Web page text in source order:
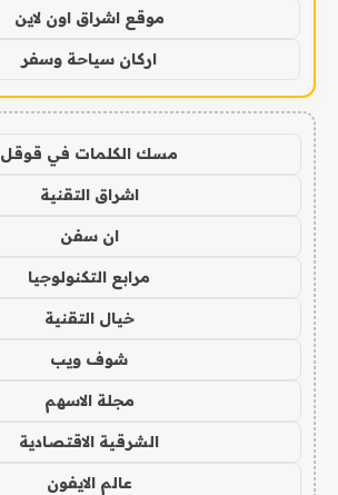
موقع اشراق اون لاين
اركان سياحة وسفر
مسك الكلمات في قوقل
اشراق التقنية
ان سفن
مرابع التكنولوجيا
خيال التقنية
شوف ويب
مجلة الاسهم
الشرقية الاقتصادية
عالم الايفون